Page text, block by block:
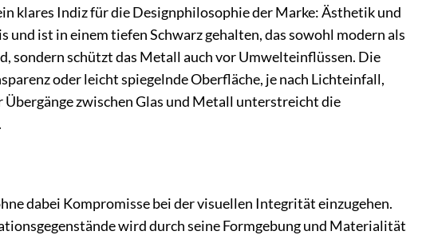
klares Indiz für die Designphilosophie der Marke: Ästhetik und
ist in einem tiefen Schwarz gehalten, das sowohl modern als
sondern schützt das Metall auch vor Umwelteinflüssen. Die
oder leicht spiegelnde Oberfläche, je nach Lichteinfall,
zwischen Glas und Metall unterstreicht die
dabei Kompromisse bei der visuellen Integrität einzugehen.
wird durch seine Formgebung und Materialität